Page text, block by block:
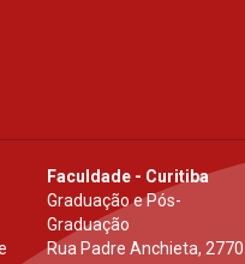
Faculdade - Curitiba
Graduação e Pós-
Graduação
Rua Padre Anchieta, 2770